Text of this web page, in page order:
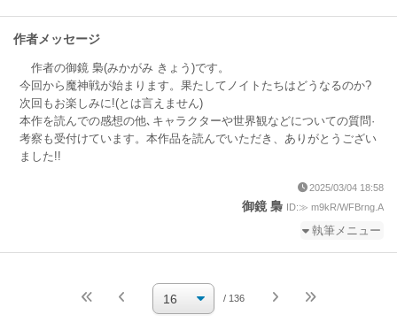
作者メッセージ
作者の御鏡 梟(みかがみ きょう)です。
今回から魔神戦が始まります。果たしてノイトたちはどうなるのか?
次回もお楽しみに!(とは言えません)
本作を読んでの感想の他､キャラクターや世界観などについての質問·
考察も受付けています。本作品を読んでいただき、ありがとうござい
ました!!
2025/03/04 18:58
御鏡 梟 ID:≫ m9kR/WFBrng.A
執筆メニュー
続きを執筆
/ 136